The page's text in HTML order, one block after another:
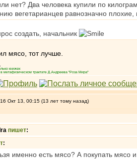
нет? Два человека купили по
вегетарианцев равнозначно плохие,
создать, начальник
мясо, тот лучше.
книжек
трактате Д.Андреева "Роза Мира"
Окт 13, 00:15 (13 лет тому назад)
пишет:
:
именно есть мясо? А покупать мясо